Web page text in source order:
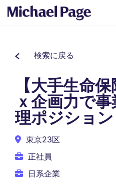
検索に戻る
【大手生命
ｘ企画力で
理ポジション
東京23区
正社員
日系企業